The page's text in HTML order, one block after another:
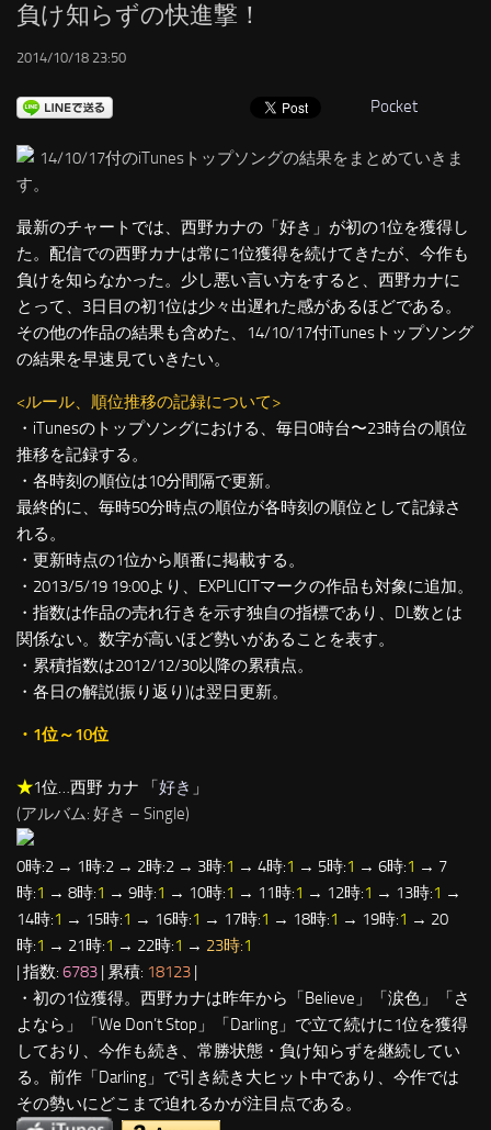
負け知らずの快進撃！
2014/10/18 23:50
Pocket
14/10/17付のiTunesトップソングの結果をまとめていきま
す。
最新のチャートでは、西野カナの「好き」が初の1位を獲得し
た。配信での西野カナは常に1位獲得を続けてきたが、今作も
負けを知らなかった。少し悪い言い方をすると、西野カナに
とって、3日目の初1位は少々出遅れた感があるほどである。
その他の作品の結果も含めた、14/10/17付iTunesトップソング
の結果を早速見ていきたい。
<ルール、順位推移の記録について>
・iTunesのトップソングにおける、毎日0時台〜23時台の順位
推移を記録する。
・各時刻の順位は10分間隔で更新。
最終的に、毎時50分時点の順位が各時刻の順位として記録さ
れる。
・更新時点の1位から順番に掲載する。
・2013/5/19 19:00より、EXPLICITマークの作品も対象に追加。
・指数は作品の売れ行きを示す独自の指標であり、DL数とは
関係ない。数字が高いほど勢いがあることを表す。
・累積指数は2012/12/30以降の累積点。
・各日の解説(振り返り)は翌日更新。
・1位～10位
★1位…西野 カナ 「好き 」
(アルバム: 好き – Single)
0時:2 → 1時:2 → 2時:2 → 3時:1 → 4時:1 → 5時:1 → 6時:1 → 7
時:1 → 8時:1 → 9時:1 → 10時:1 → 11時:1 → 12時:1 → 13時:1 →
14時:1 → 15時:1 → 16時:1 → 17時:1 → 18時:1 → 19時:1 → 20
時:1 → 21時:1 → 22時:1 → 23時:1
| 指数: 6783 | 累積: 18123 |
・初の1位獲得。西野カナは昨年から「Believe」「涙色」「さ
よなら」「We Don’t Stop」「Darling」で立て続けに1位を獲得
しており、今作も続き、常勝状態・負け知らずを継続してい
る。前作「Darling」で引き続き大ヒット中であり、今作では
その勢いにどこまで迫れるかが注目点である。